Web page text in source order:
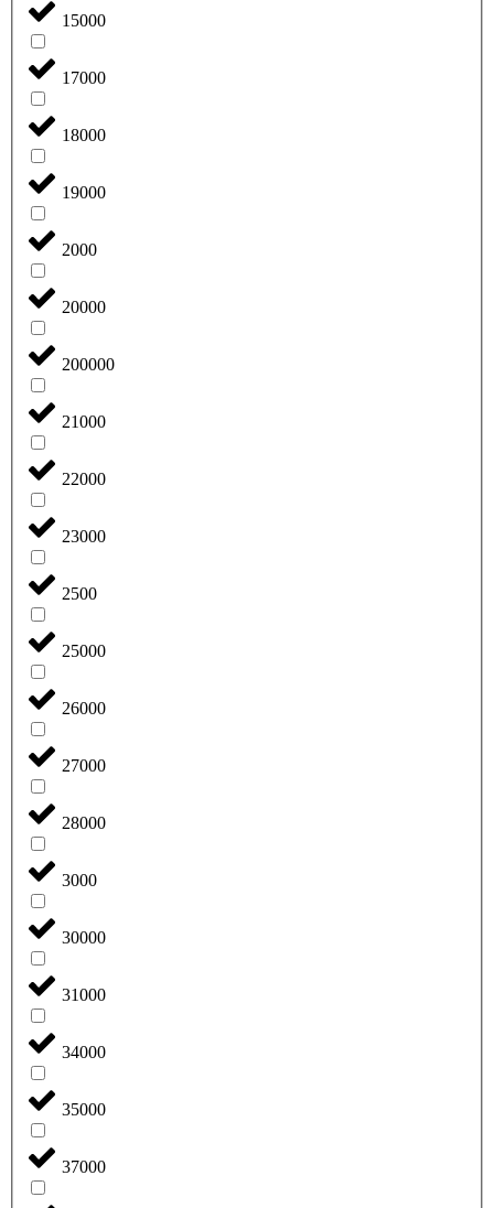
15000
17000
18000
19000
2000
20000
200000
21000
22000
23000
2500
25000
26000
27000
28000
3000
30000
31000
34000
35000
37000